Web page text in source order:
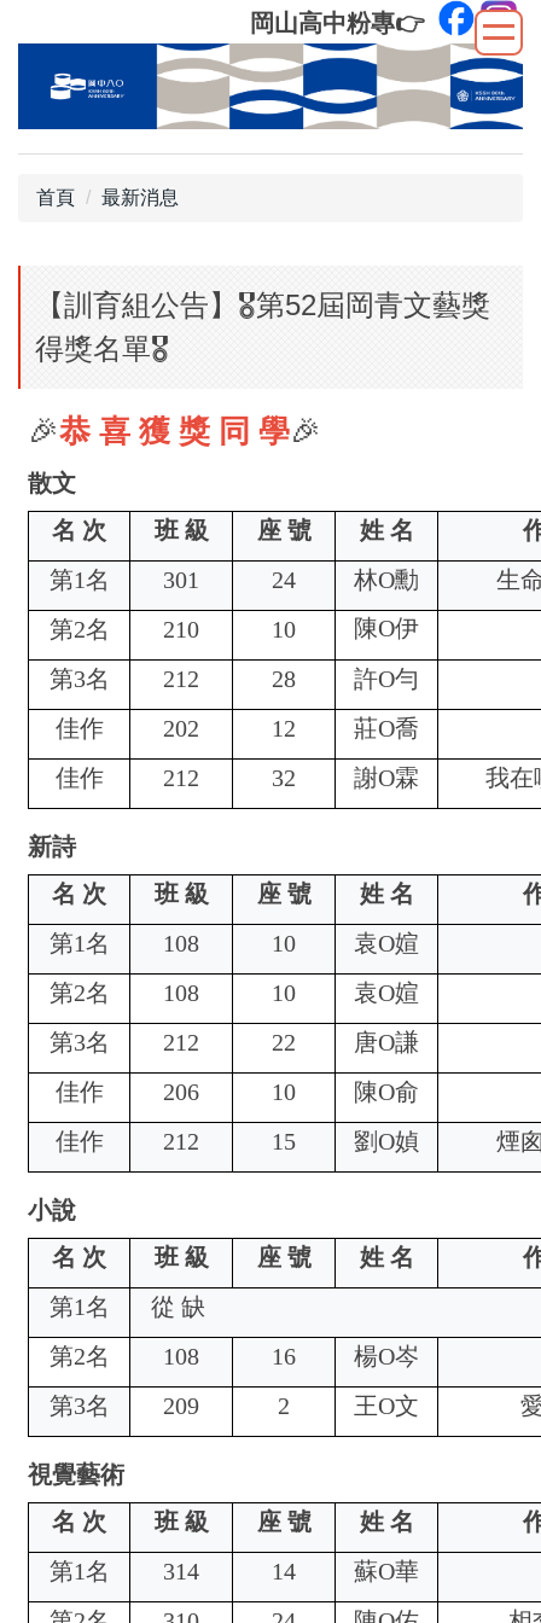
到
內
岡山高中粉專👉
首頁 最新消息
【訓育組公告】🎖️第52屆岡青文藝獎
得獎名單🎖️
🎉恭 喜 獲 獎 同 學🎉
散文
名 次
班 級 座 號 姓 名
第1名
301 24 林O勳
生
第2名
210 10 陳O伊
第3名
212 28 許O勻
佳作
202 12 莊O喬
佳作
212 32 謝O霖 我在
新詩
名 次
班 級 座 號 姓 名
第1名
108 10 袁O媗
第2名
108 10 袁O媗
第3名
212 22 唐O謙
佳作
206 10 陳O俞
佳作
212 15 劉O媜 煙
小說
名 次
班 級 座 號 姓 名
第1名
從 缺
第2名
108 16 楊O岑
第3名
209 2 王O文
視覺藝術
名 次
班 級 座 號 姓 名
第1名
314 14 蘇O華